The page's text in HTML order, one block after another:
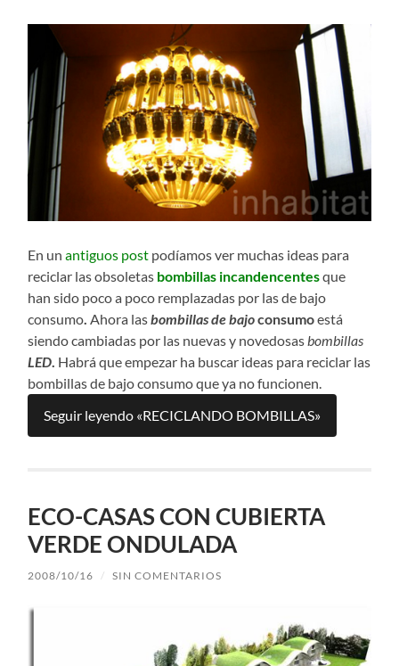
En unantiguos post podíamos ver muchas ideas para
reciclar las obsoletas bombillas incandencentesque
han sido poco a poco remplazadas por las de bajo
consumo. Ahora lasbombillas de bajoconsumoestá
siendo cambiadas por las nuevas y novedosasbombillas
LED. Habrá que empezar ha buscar ideas para reciclar las
bombillas de bajo consumo que ya no funcionen.
Seguir leyendo «RECICLANDO BOMBILLAS»
ECO-CASAS CON CUBIERTA
VERDE ONDULADA
2008/10/16 / SIN COMENTARIOS